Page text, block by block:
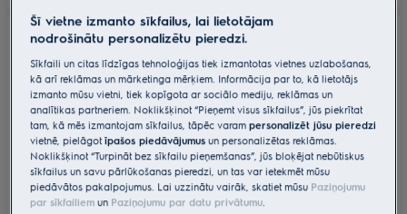
Šī vietne izmanto sīkfailus, lai lietotājam
nodrošinātu personalizētu pieredzi.
Sīkfaili un citas līdzīgas tehnoloģijas tiek izmantotas vietnes uzlabošanas,
kā arī reklāmas un mārketinga mērķiem. Informācija par to, kā lietotājs
izmanto mūsu vietni, tiek kopīgota ar sociālo mediju, reklāmas un
analītikas partneriem. Noklikšķinot “Pieņemt visus sīkfailus”, jūs piekrītat
tam, kā mēs izmantojam sīkfailus, tāpēc varampersonalizēt jūsu pieredzi
vietnē, pielāgotīpašos piedāvājumus un personalizētas reklāmas.
Noklikšķinot “Turpināt bez sīkfailu pieņemšanas”, jūs bloķējat nebūtiskus
sīkfailus un savu pārlūkošanas pieredzi, un tas var ietekmēt mūsu
piedāvātos pakalpojumus. Lai uzzinātu vairāk, skatiet mūsu Paziņojumu
par sīkfailiem un Paziņojumu par datu privātumu.